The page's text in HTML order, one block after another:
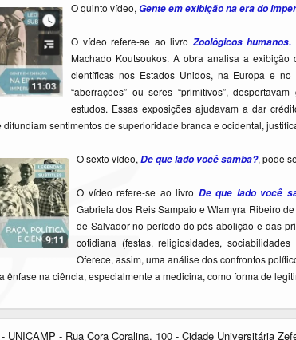
O quinto vídeo, Gente em exibição na era do
O vídeo refere-se ao livro Zoológicos
Machado Koutsoukos. A obra analisa a
científicas nos Estados Unidos, na Europa e
“aberrações” ou seres “primitivos”,
estudos. Essas exposições ajudavam a dar
difundiam sentimentos de superioridade branca e ocidental,
O sexto vídeo, De que lado você samba?, pode
O vídeo refere-se ao livro De que lado você
Gabriela dos Reis Sampaio e Wlamyra Ribeiro
de Salvador no período do pós-abolição e das
cotidiana (festas, religiosidades,
Oferece, assim, uma análise dos confrontos
ênfase na ciência, especialmente a medicina, como forma de
UNICAMP - Rua Cora Coralina, 100 - Cidade Universitária